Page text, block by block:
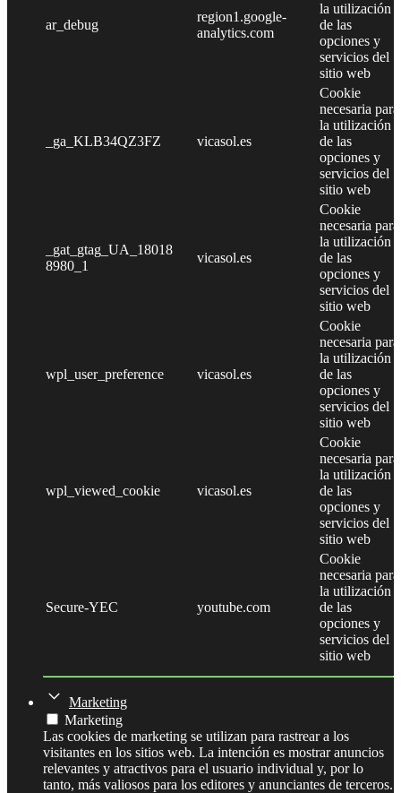
ar_debug
region1.google-
analytics.com
la utilización
de las
opciones y
servicios del
sitio web
_ga_KLB34QZ3FZ vicasol.es
Cookie
necesaria para
la utilización
de las
opciones y
servicios del
sitio web
_gat_gtag_UA_18018
8980_1
vicasol.es
Cookie
necesaria para
la utilización
de las
opciones y
servicios del
sitio web
wpl_user_preference vicasol.es
Cookie
necesaria para
la utilización
de las
opciones y
servicios del
sitio web
wpl_viewed_cookie vicasol.es
Cookie
necesaria para
la utilización
de las
opciones y
servicios del
sitio web
Secure-YEC youtube.com
Cookie
necesaria para
la utilización
de las
opciones y
servicios del
sitio web
Marketing
Marketing
Las cookies de marketing se utilizan para rastrear a los
visitantes en los sitios web. La intención es mostrar anuncios
relevantes y atractivos para el usuario individual y, por lo
tanto, más valiosos para los editores y anunciantes de terceros.